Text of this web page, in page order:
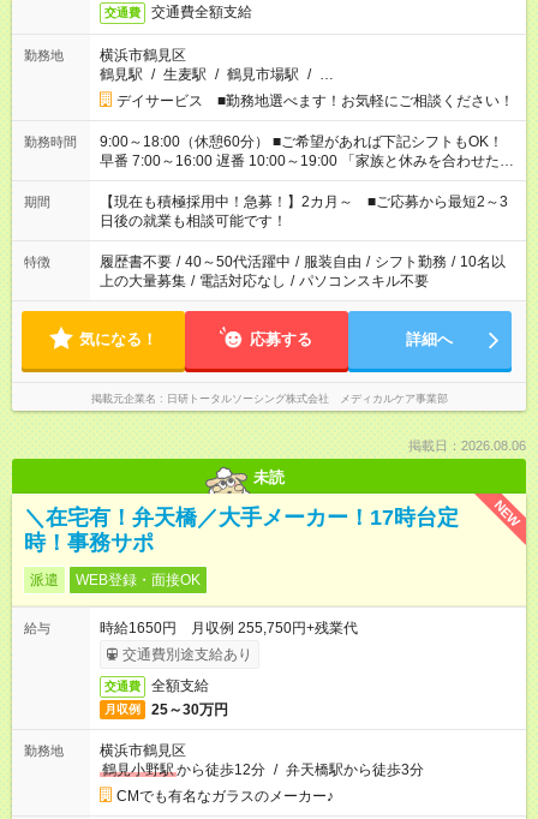
交通費 交通費全額支給
勤務地
横浜市鶴見区
鶴見駅 / 生麦駅 / 鶴見市場駅 / …
デイサービス ■勤務地選べます！お気軽にご相談ください！
勤務時間
9:00～18:00（休憩60分） ■ご希望があれば下記シフトもOK！
早番 7:00～16:00 遅番 10:00～19:00 「家族と休みを合わせた
い」 「余裕を持って夕飯の準備がしたい」 「できれば残業はし
たくない」 など、ご希望を教えてくださいね。 ※Wワーク希望
の方へ 今ご覧のお仕事で希望する勤務時間と、もう1つのお仕事
の勤務時間。 合計で週40時間を超える場合は応募できません。
期間
【現在も積極採用中！急募！】2カ月～ ■ご応募から最短2～3
日後の就業も相談可能です！
特徴 履歴書不要 / 40～50代活躍中 / 服装自由 / シフト勤務 / 10名以
上の大量募集 / 電話対応なし / パソコンスキル不要
気になる！ 応募する 詳細へ
掲載元企業名 日研トータルソーシング株式会社 メディカルケア事業部
掲載日：2026.08.06
未読
NEW
＼在宅有！弁天橋／大手メーカー！17時台定
時！事務サポ
派遣 WEB登録・面接OK
給与
時給1650円 月収例 255,750円+残業代
交通費別途支給あり
交通費 全額支給
月収例 25～30万円
勤務地
横浜市鶴見区
鶴見小野駅から徒歩12分 / 弁天橋駅から徒歩3分
CMでも有名なガラスのメーカー♪